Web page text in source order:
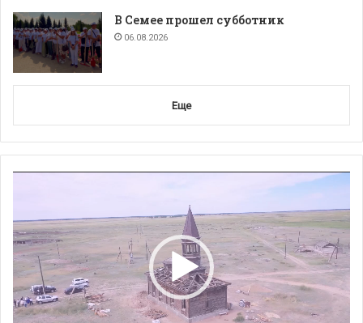
В Семее прошел субботник
06.08.2026
Еще